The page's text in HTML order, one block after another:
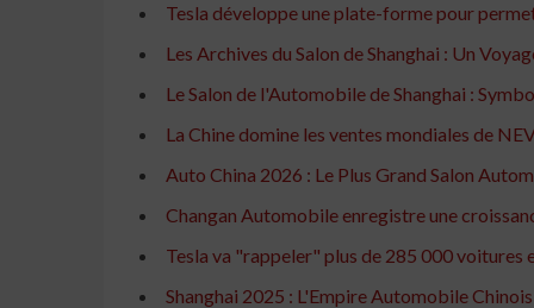
Tesla développe une plate-forme pour
Les Archives du Salon de Shanghai : Un
Le Salon de l'Automobile de Shanghai :
La Chine domine les ventes mondiales de
Auto China 2026 : Le Plus Grand Salon
Changan Automobile enregistre une
Tesla va "rappeler" plus de 285 000 voitures
Shanghai 2025 : L'Empire Automobile